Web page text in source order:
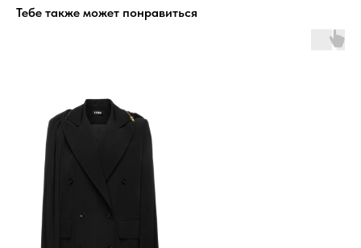
Тебе также может понравиться